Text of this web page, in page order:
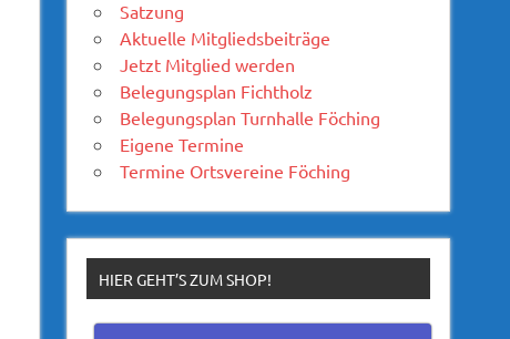
Satzung
Aktuelle Mitgliedsbeiträge
Jetzt Mitglied werden
Belegungsplan Fichtholz
Belegungsplan Turnhalle Föching
Eigene Termine
Termine Ortsvereine Föching
HIER GEHT’S ZUM SHOP!